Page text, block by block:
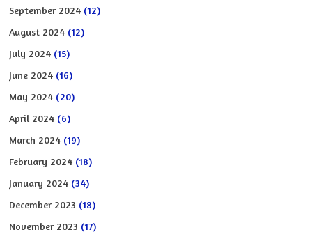
September 2024 (12)
August 2024 (12)
July 2024 (15)
June 2024 (16)
May 2024 (20)
April 2024 (6)
March 2024 (19)
February 2024 (18)
January 2024 (34)
December 2023 (18)
November 2023 (17)